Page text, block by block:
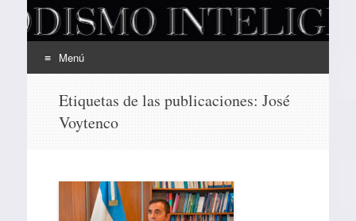
Menú
contenido
Etiquetas de las publicaciones: José
Voytenco